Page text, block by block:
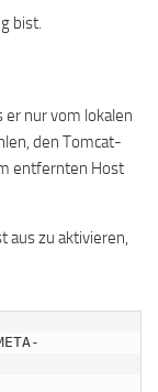
bist.
er nur vom lokalen
den Tomcat-
entfernten Host
aus zu aktivieren,